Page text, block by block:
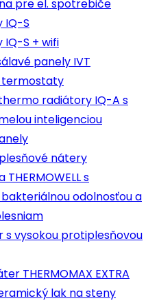
pre el. spotrebiče
IQ-S
S + wifi
panely IVT
termostaty
radiátory IQ-A s
inteligenciou
nátery
s
odolnosťou a
vysokou protiplesňovou
THERMOMAX EXTRA
lak na steny